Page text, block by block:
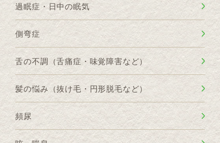
過眠症・日中の眠気
側弯症
舌の不調（舌痛症・味覚障害など）
髪の悩み（抜け毛・円形脱毛など）
頻尿